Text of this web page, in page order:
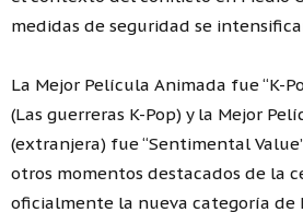
medidas de seguridad se
La Mejor Película Animada fue “K-
(Las guerreras K-Pop) y la Mejor
(extranjera) fue “Sentimental
otros momentos destacados de la
oficialmente la nueva categoría de